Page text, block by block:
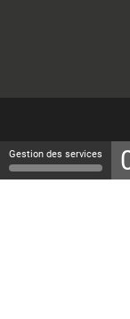
Gestion des services